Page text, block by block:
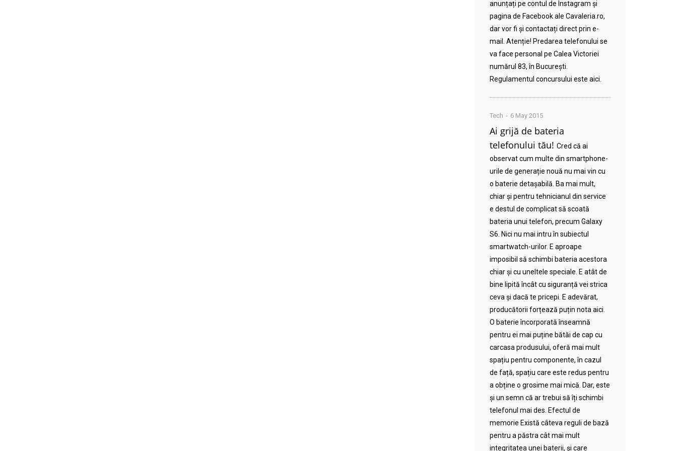
anunțați pe contul de Instagram și
pagina de Facebook ale Cavaleria.ro,
dar vor fi și contactați direct prin e-
mail. Atenție! Predarea telefonului se
va face personal pe Calea Victoriei
numărul 83, în București.
Regulamentul concursului este aici.
Tech 6 May 2015
Ai grijă de bateria
telefonului tău! Cred că ai
observat cum multe din smartphone-
urile de generație nouă nu mai vin cu
o baterie detașabilă. Ba mai mult,
chiar și pentru tehnicianul din service
e destul de complicat să scoată
bateria unui telefon, precum Galaxy
S6. Nici nu mai intru în subiectul
smartwatch-urilor. E aproape
imposibil să schimbi bateria acestora
chiar și cu uneltele speciale. E atât de
bine lipită încât cu siguranță vei strica
ceva și dacă te pricepi. E adevărat,
producătorii forțează puțin nota aici.
O baterie încorporată înseamnă
pentru ei mai puține bătăi de cap cu
carcasa produsului, oferă mai mult
spațiu pentru componente, în cazul
de față, spațiu care este redus pentru
a obține o grosime mai mică. Dar, este
și un semn că ar trebui să îți schimbi
telefonul mai des. Efectul de
memorie Există câteva reguli de bază
pentru a păstra cât mai mult
integritatea unei baterii, și care